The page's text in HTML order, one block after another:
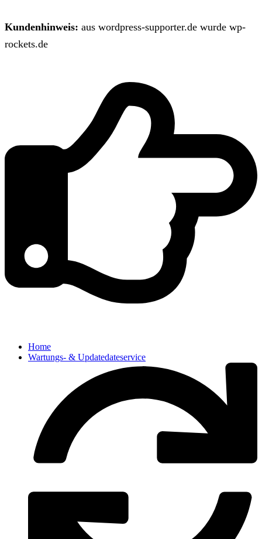
Kundenhinweis: aus wordpress-supporter.de wurde wp-
rockets.de
Home
Wartungs- & Updatedateservice